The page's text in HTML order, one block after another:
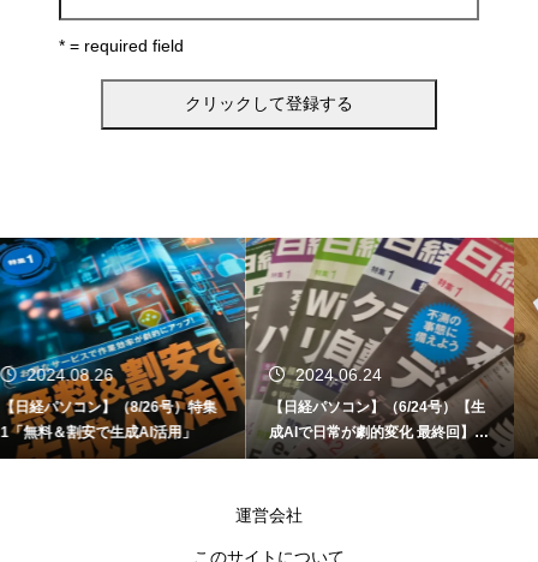
* = required field
2024.06.24
【日経パソコン】（6/24号）【生
成AIで日常が劇的変化 最終回】 A
I時代のアプリケーション／サービ
2024.06.12
【書籍】ゼロからはじめる なるほ
ど！Copilot活用術（技術評論社）
運営会社
このサイトについて